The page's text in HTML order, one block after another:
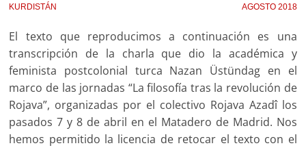
KURDISTÁN AGOSTO 2018
El texto que reproducimos a continuación es una
transcripción de la charla que dio la académica y
feminista postcolonial turca Nazan Üstündag en el
marco de las jornadas “La filosofía tras la revolución de
Rojava”, organizadas por el colectivo Rojava Azadî los
pasados 7 y 8 de abril en el Matadero de Madrid. Nos
hemos permitido la licencia de retocar el texto con el